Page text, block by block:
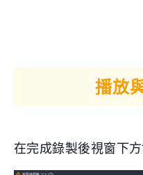
播放
在完成錄製後視窗下